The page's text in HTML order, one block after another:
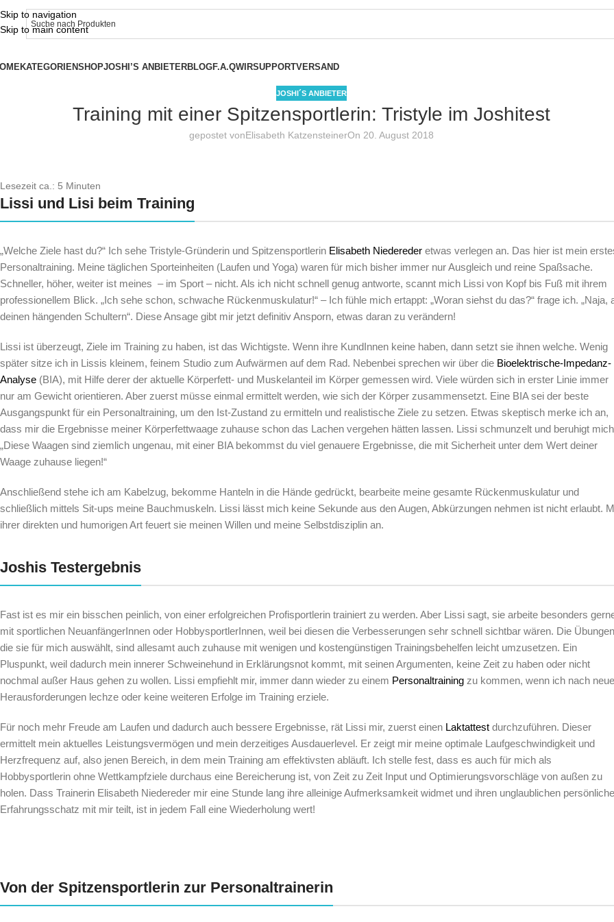
Skip to navigation
Skip to main content
KATEGORIENSHOPJOSHI’S ANBIETERBLOGF.A.QWIRSUPPORTVERSAND
JOSHI´S ANBIETER
Training mit einer Spitzensportlerin: Tristyle im Joshitest
gepostet vonElisabeth KatzensteinerOn 20. August 2018
Lesezeit ca.: 5 Minuten
Lissi und Lisi beim Training
„Welche Ziele hast du?“ Ich sehe Tristyle-Gründerin und Spitzensportlerin Elisabeth Niedereder etwas verlegen an. Das hier ist mein
Personaltraining. Meine täglichen Sporteinheiten (Laufen und Yoga) waren für mich bisher immer nur Ausgleich und reine Spaßsache.
Schneller, höher, weiter ist meines – im Sport – nicht. Als ich nicht schnell genug antworte, scannt mich Lissi von Kopf bis Fuß mit ihrem
professionellem Blick. „Ich sehe schon, schwache Rückenmuskulatur!“ – Ich fühle mich ertappt: „Woran siehst du das?“ frage ich. „Naja,
deinen hängenden Schultern“. Diese Ansage gibt mir jetzt definitiv Ansporn, etwas daran zu verändern!
Lissi ist überzeugt, Ziele im Training zu haben, ist das Wichtigste. Wenn ihre KundInnen keine haben, dann setzt sie ihnen welche. Wenig
später sitze ich in Lissis kleinem, feinem Studio zum Aufwärmen auf dem Rad. Nebenbei sprechen wir über die Bioelektrische-Impedanz-
Analyse (BIA), mit Hilfe derer der aktuelle Körperfett- und Muskelanteil im Körper gemessen wird. Viele würden sich in erster Linie immer
nur am Gewicht orientieren. Aber zuerst müsse einmal ermittelt werden, wie sich der Körper zusammensetzt. Eine BIA sei der beste
Ausgangspunkt für ein Personaltraining, um den Ist-Zustand zu ermitteln und realistische Ziele zu setzen. Etwas skeptisch merke ich an,
dass mir die Ergebnisse meiner Körperfettwaage zuhause schon das Lachen vergehen hätten lassen. Lissi schmunzelt und beruhigt
„Diese Waagen sind ziemlich ungenau, mit einer BIA bekommst du viel genauere Ergebnisse, die mit Sicherheit unter dem Wert deiner
Waage zuhause liegen!“
Anschließend stehe ich am Kabelzug, bekomme Hanteln in die Hände gedrückt, bearbeite meine gesamte Rückenmuskulatur und
schließlich mittels Sit-ups meine Bauchmuskeln. Lissi lässt mich keine Sekunde aus den Augen, Abkürzungen nehmen ist nicht erlaubt.
ihrer direkten und humorigen Art feuert sie meinen Willen und meine Selbstdisziplin an.
Joshis Testergebnis
Fast ist es mir ein bisschen peinlich, von einer erfolgreichen Profisportlerin trainiert zu werden. Aber Lissi sagt, sie arbeite besonders
mit sportlichen NeuanfängerInnen oder HobbysportlerInnen, weil bei diesen die Verbesserungen sehr schnell sichtbar wären. Die
die sie für mich auswählt, sind allesamt auch zuhause mit wenigen und kostengünstigen Trainingsbehelfen leicht umzusetzen. Ein
Pluspunkt, weil dadurch mein innerer Schweinehund in Erklärungsnot kommt, mit seinen Argumenten, keine Zeit zu haben oder nicht
nochmal außer Haus gehen zu wollen. Lissi empfiehlt mir, immer dann wieder zu einem Personaltraining zu kommen, wenn ich nach
Herausforderungen lechze oder keine weiteren Erfolge im Training erziele.
Für noch mehr Freude am Laufen und dadurch auch bessere Ergebnisse, rät Lissi mir, zuerst einen Laktattest durchzuführen. Dieser
ermittelt mein aktuelles Leistungsvermögen und mein derzeitiges Ausdauerlevel. Er zeigt mir meine optimale Laufgeschwindigkeit und
Herzfrequenz auf, also jenen Bereich, in dem mein Training am effektivsten abläuft. Ich stelle fest, dass es auch für mich als
Hobbysportlerin ohne Wettkampfziele durchaus eine Bereicherung ist, von Zeit zu Zeit Input und Optimierungsvorschläge von außen zu
holen. Dass Trainerin Elisabeth Niedereder mir eine Stunde lang ihre alleinige Aufmerksamkeit widmet und ihren unglaublichen
Erfahrungsschatz mit mir teilt, ist in jedem Fall eine Wiederholung wert!
Von der Spitzensportlerin zur Personaltrainerin